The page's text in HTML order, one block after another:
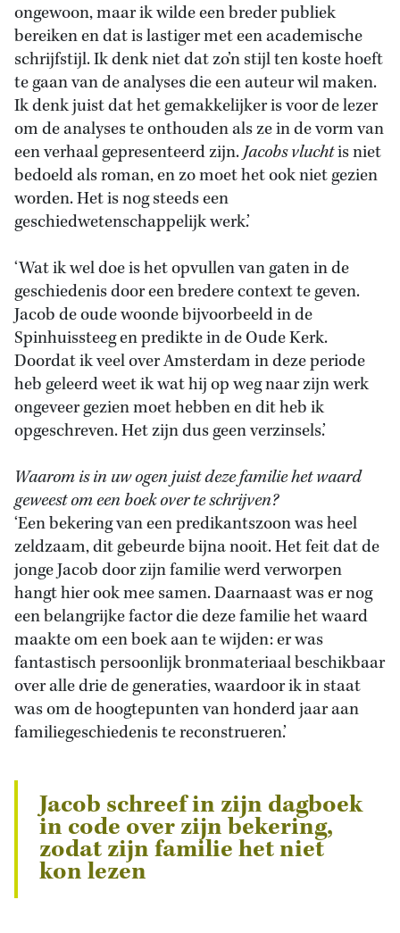
ongewoon, maar ik wilde een breder publiek
bereiken en dat is lastiger met een academische
schrijfstijl. Ik denk niet dat zo’n stijl ten koste hoeft
te gaan van de analyses die een auteur wil maken.
Ik denk juist dat het gemakkelijker is voor de lezer
om de analyses te onthouden als ze in de vorm van
een verhaal gepresenteerd zijn.Jacobs vluchtis niet
bedoeld als roman, en zo moet het ook niet gezien
worden. Het is nog steeds een
geschiedwetenschappelijk werk.’
‘Wat ik wel doe is het opvullen van gaten in de
geschiedenis door een bredere context te geven.
Jacob de oude woonde bijvoorbeeld in de
Spinhuissteeg en predikte in de Oude Kerk.
Doordat ik veel over Amsterdam in deze periode
heb geleerd weet ik wat hij op weg naar zijn werk
ongeveer gezien moet hebben en dit heb ik
opgeschreven. Het zijn dus geen verzinsels.’
Waarom is in uw ogen juist deze familie het waard
geweest om een boek over te schrijven?
‘Een bekering van een predikantszoon was heel
zeldzaam, dit gebeurde bijna nooit. Het feit dat de
jonge Jacob door zijn familie werd verworpen
hangt hier ook mee samen. Daarnaast was er nog
een belangrijke factor die deze familie het waard
maakte om een boek aan te wijden: er was
fantastisch persoonlijk bronmateriaal beschikbaar
over alle drie de generaties, waardoor ik in staat
was om de hoogtepunten van honderd jaar aan
familiegeschiedenis te reconstrueren.’
Jacob schreef in zijn dagboek
in code over zijn bekering,
zodat zijn familie het niet
kon lezen